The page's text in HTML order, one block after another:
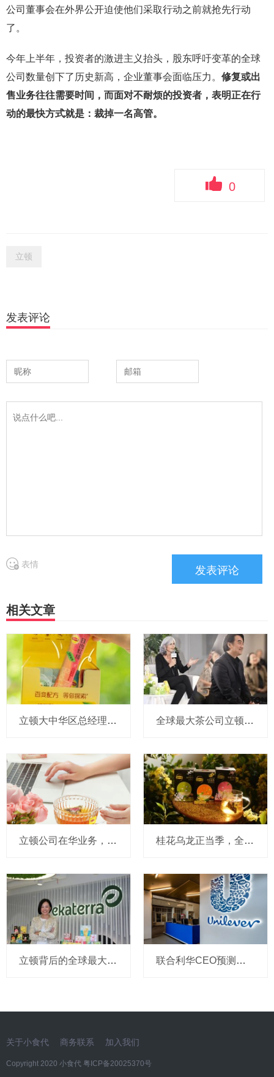
公司董事会在外界公开迫使他们采取行动之前就抢先行动
了。
今年上半年，投资者的激进主义抬头，股东呼吁变革的全球
公司数量创下了历史新高，企业董事会面临压力。 修复或出
售业务往往需要时间，而面对不耐烦的投资者，表明正在行
动的最快方式就是：裁掉一名高管。
0
立顿
发表评论
表情
相关文章
立顿大中华区总经理带队赴黄山，考察投资5000万+的新项目 全球最大茶公司立顿CEO最新访华，大中华区新帅也对外“首秀”了！
立顿公司在华业务，有了一位新“操盘手” 桂花乌龙正当季，全球最大的茶包品牌立顿最新出手了
立顿背后的全球最大茶公司在华大变阵！我们和亚澳区老大聊了聊 联合利华CEO预测疫情走势，立顿所在茶业务或年底就能“单飞”
关于小食代 商务联系 加入我们
Copyright 2020 小食代 粤ICP备20025370号​